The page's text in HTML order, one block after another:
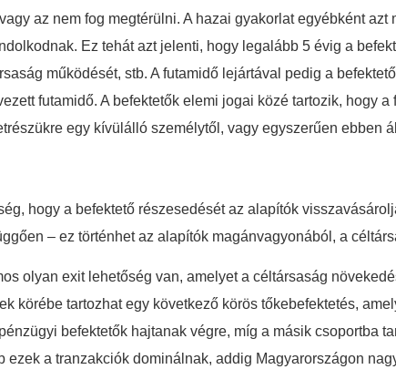
az nem fog megtérülni. A hazai gyakorlat egyébként
Ez tehát azt jelenti, hogy legalább 5 évig a
működését, stb. A futamidő lejártával pedig a
futamidő. A befektetők elemi jogai közé tartozik, hogy
egy kívülálló személytől, vagy egyszerűen ebben
hogy a befektető részesedését az alapítók
– ez történhet az alapítók magánvagyonából, a
olyan exit lehetőség van, amelyet a céltársaság
körébe tartozhat egy következő körös tőkebefektetés,
befektetők hajtanak végre, míg a másik csoportba
ezek a tranzakciók dominálnak, addig Magyarországon